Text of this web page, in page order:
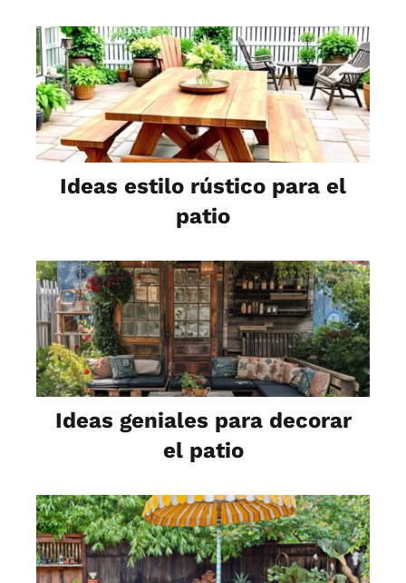
Ideas estilo rústico para el
patio
Ideas geniales para decorar
el patio